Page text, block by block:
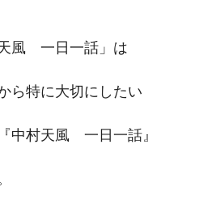
風　一日一話」は
ら特に大切にしたい
中村天風　一日一話』